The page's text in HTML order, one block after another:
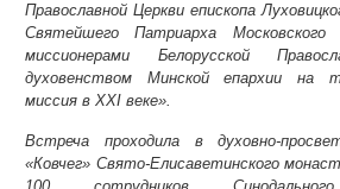
Православной Церкви епископа
Святейшего Патриарха
миссионерами Белорусской
духовенством Минской епархии на
миссия в XXI веке».
Встреча проходила в духовно-
«Ковчег» Свято-Елисаветинского